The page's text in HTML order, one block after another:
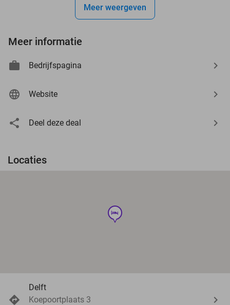
Meer weergeven
Meer informatie
Bedrijfspagina
Website
Deel deze deal
Locaties
hotel
Delft
Koepoortplaats 3